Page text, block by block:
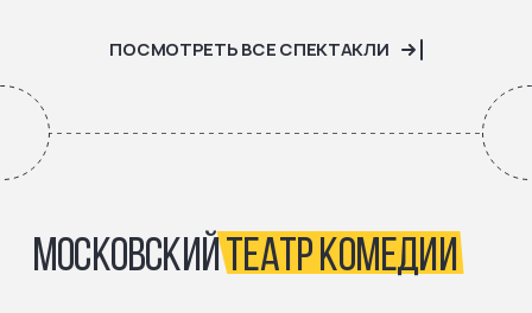
ПОСМОТРЕТЬ ВСЕ СПЕКТАКЛИ
МОСКОВСКИЙТЕАТР КОМЕДИИ